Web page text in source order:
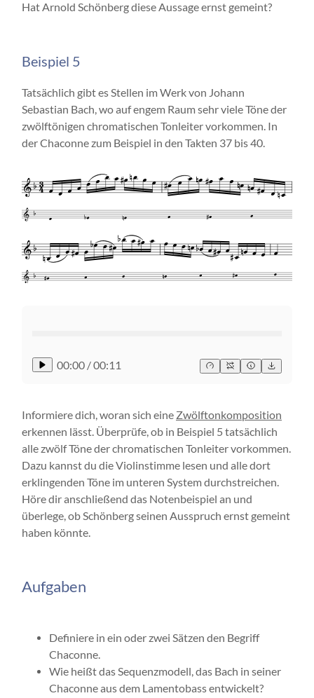
Hat Arnold Schönberg diese Aussage ernst gemeint?
Beispiel 5
Tatsächlich gibt es Stellen im Werk von Johann
Sebastian Bach, wo auf engem Raum sehr viele Töne der
zwölftönigen chromatischen Tonleiter vorkommen. In
der Chaconne zum Beispiel in den Takten 37 bis 40.
00:00 /00:11
Informiere dich, woran sich eine Zwölftonkomposition
erkennen lässt. Überprüfe, ob in Beispiel 5 tatsächlich
alle zwölf Töne der chromatischen Tonleiter vorkommen.
Dazu kannst du die Violinstimme lesen und alle dort
erklingenden Töne im unteren System durchstreichen.
Höre dir anschließend das Notenbeispiel an und
überlege, ob Schönberg seinen Ausspruch ernst gemeint
haben könnte.
Aufgaben
Definiere in ein oder zwei Sätzen den Begriff
Chaconne.
Wie heißt das Sequenzmodell, das Bach in seiner
Chaconne aus dem Lamentobass entwickelt?